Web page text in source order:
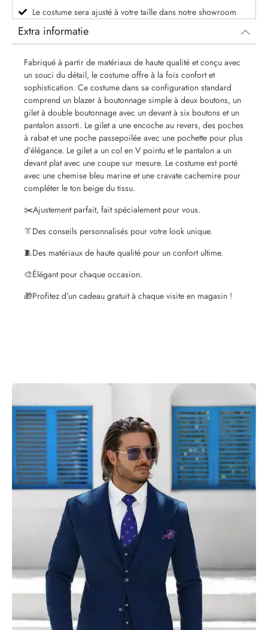
Le costume sera ajusté à votre taille dans notre showroom
Extra informatie
Fabriqué à partir de matériaux de haute qualité et conçu avec
un souci du détail, le costume offre à la fois confort et
sophistication. Ce costume dans sa configuration standard
comprend un blazer à boutonnage simple à deux boutons, un
gilet à double boutonnage avec un devant à six boutons et un
pantalon assorti. Le gilet a une encoche au revers, des poches
à rabat et une poche passepoilée avec une pochette pour plus
d’élégance. Le gilet a un col en V pointu et le pantalon a un
devant plat avec une coupe sur mesure. Le costume est porté
avec une chemise bleu marine et une cravate cachemire pour
compléter le ton beige du tissu.
✂️Ajustement parfait, fait spécialement pour vous.
👔Des conseils personnalisés pour votre look unique.
🧵Des matériaux de haute qualité pour un confort ultime.
🎨Élégant pour chaque occasion.
🎁Profitez d’un cadeau gratuit à chaque visite en magasin !